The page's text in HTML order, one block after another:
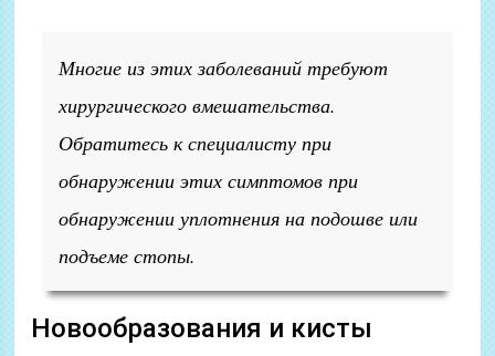
Многие из этих заболеваний требуют
хирургического вмешательства.
Обратитесь к специалисту при
обнаружении этих симптомов при
обнаружении уплотнения на подошве или
подъеме стопы.
Новообразования и кисты